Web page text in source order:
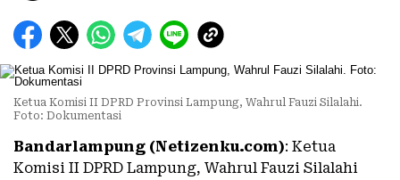
Ketua Komisi II DPRD Provinsi Lampung, Wahrul Fauzi Silalahi.
Foto: Dokumentasi
Bandarlampung (Netizenku.com): Ketua
Komisi II DPRD Lampung, Wahrul Fauzi Silalahi